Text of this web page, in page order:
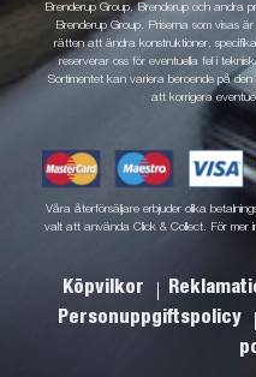
Brenderup Group. Brenderup och andra
Brenderup Group. Priserna som visas
rätten att ändra konstruktioner,
reserverar oss för eventuella fel i
Sortimentet kan variera beroende på den
att korrigera
Våra återförsäljare erbjuder olika
valt att använda Click & Collect. För mer
Köpvilkor
Personuppgiftspolicy